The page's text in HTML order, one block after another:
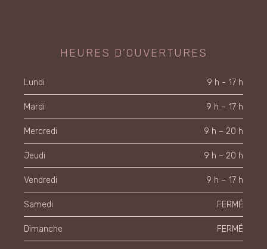
HEURES D’OUVERTURES
Lundi 9 h - 17 h
Mardi 9 h – 17 h
Mercredi 9 h – 20 h
Jeudi 9 h – 20 h
Vendredi 9 h – 17 h
Samedi FERMÉ
Dimanche FERMÉ